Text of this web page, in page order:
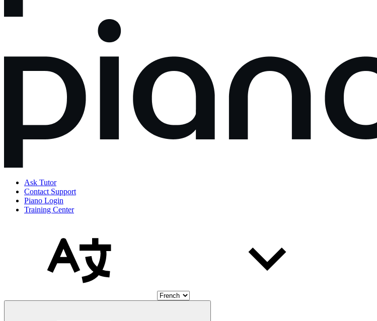
Ask Tutor
Contact Support
Piano Login
Training Center